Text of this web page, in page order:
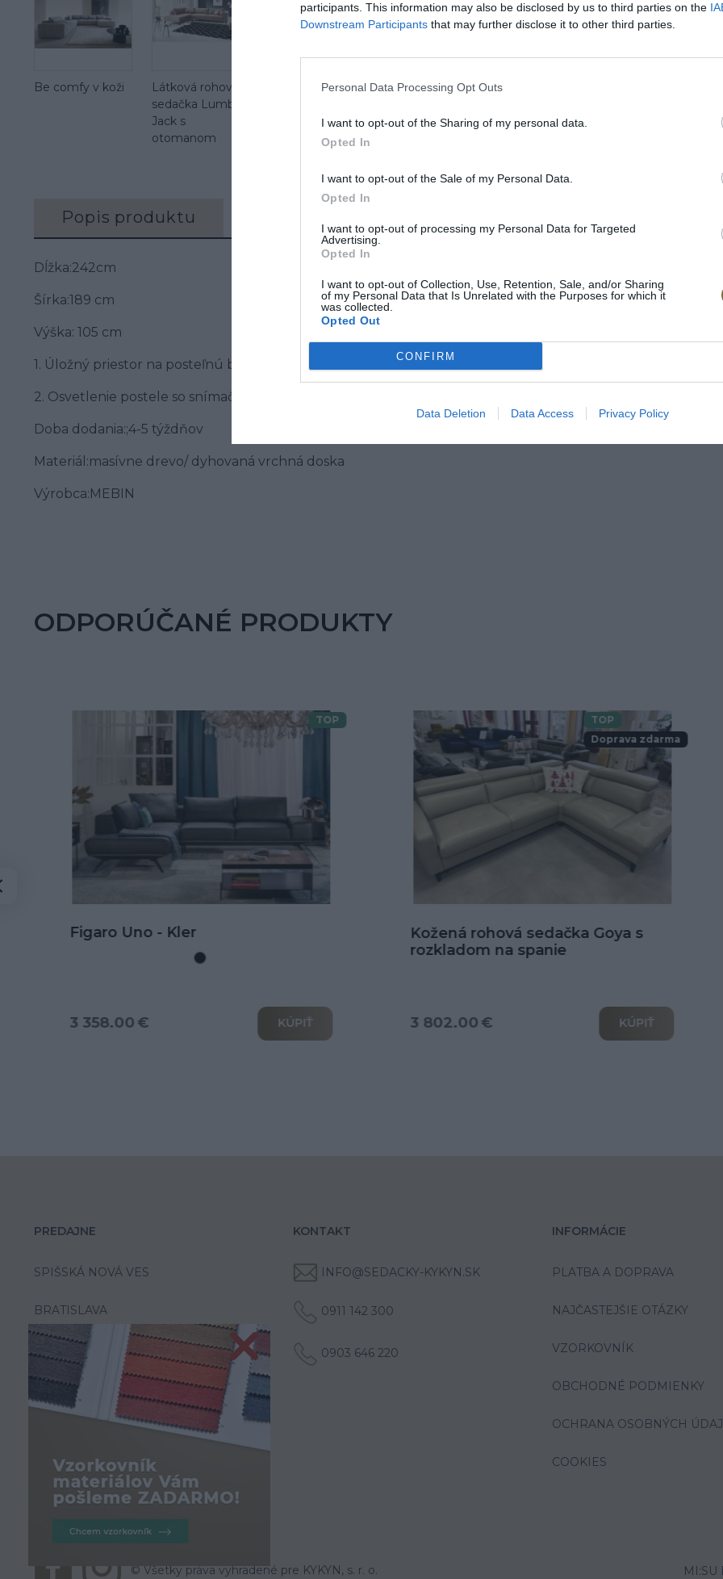
participants. This information may also be disclosed by us to third parties on the
Downstream Participants that may further disclose it to other third parties.
Personal Data Processing Opt Outs
I want to opt-out of the Sharing of my personal data.
Opted In
I want to opt-out of the Sale of my Personal Data.
Opted In
I want to opt-out of processing my Personal Data for Targeted
Advertising.
Opted In
I want to opt-out of Collection, Use, Retention, Sale, and/or Sharing
of my Personal Data that Is Unrelated with the Purposes for which it
was collected.
Opted Out
CONFIRM
Data Deletion Data Access Privacy Policy
Be comfy v koži
Látková rohová
sedačka Lumber
Jack s
otomanom
Popis produktu
Dĺžka:242cm
Šírka:189 cm
Výška: 105 cm
1. Úložný priestor na posteľnú bielizeň so zdvihom matraca s príplatkom 562€
2. Osvetlenie postele so snímačom pohybu s príplatkom 123€
Doba dodania:;4-5 týždňov
Materiál:masívne drevo/ dyhovaná vrchná doska
Výrobca:MEBIN
ODPORÚČANÉ PRODUKTY
TOP
Doprava zdarma
Kožená rohová sedačka Goya s
rozkladom na spanie
3 802.00 € KÚPIŤ
TOP
Doprava zdarma
Kožená sedačka Alexandria v tvare
U
od 6 039.00 € KÚPIŤ
PREDAJNE
SPIŠSKÁ NOVÁ VES
BRATISLAVA
KONTAKT
INFO@SEDACKY-KYKYN.SK
0911 142 300
0903 646 220
INFORMÁCIE
PLATBA A DOPRAVA
NAJČASTEJŠIE OTÁZKY
VZORKOVNÍK
OBCHODNÉ PODMIENKY
OCHRANA OSOBNÝCH
COOKIES
© Všetky práva vyhradené pre KYKYN, s. r. o. MI:SU